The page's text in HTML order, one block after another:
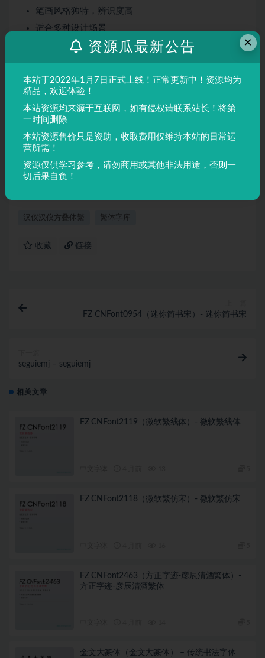
笔画风格独特，辨识度高
适合多种设计场景
屏幕显示与印刷均表现良好
品牌设计、海报制作、广告排版、文创产品、包装设计等
需要独特视觉效果的场景。
声明：本站所有文章，如无特殊说明或标注，均为本站原创发
布。任何个人或组织，在未征得本站同意时，禁止复制、盗用、
采集、发布本站内容到任何网站、书籍等各类媒体平台。如若本
站内容侵犯了原著者的合法权益，可联系我们进行处理。
汉仪汉仪方叠体繁 繁体字库
收藏 链接
FZ CNFont0954（迷你简书宋）- 迷你简书宋
seguiemj – seguiemj
相关文章
FZ CNFont2119（微软繁线体）- 微软繁线体
FZ CNFont2118（微软繁仿宋）- 微软繁仿宋
FZ CNFont2463（方正字迹-彦辰清酒繁体）-
方正字迹-彦辰清酒繁体
金文大篆体（金文大篆体） – 传统书法字体
×
资源瓜最新公告
本站于2022年1月7日正式上线！正常更新中！资源均为
精品，欢迎体验！
本站资源均来源于互联网，如有侵权请联系站长！将第
一时间删除
本站资源售价只是资助，收取费用仅维持本站的日常运
营所需！
资源仅供学习参考，请勿商用或其他非法用途，否则一
切后果自负！